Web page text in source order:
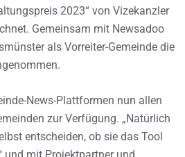
2023“ von Vizekanzler
Gemeinsam mit Newsadoo
als Vorreiter-Gemeinde die
News-Plattformen nun allen
zur Verfügung. „Natürlich
entscheiden, ob sie das Tool